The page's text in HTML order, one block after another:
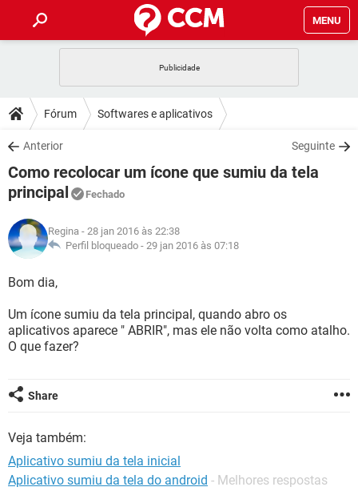
MENU
CELULAR FACEBOOK
OUTLOOK
INSTAGRAM GMAIL
GUIA DE COMPRAS
DICAS
JOGOS WHATSAPP
OUTLOOK
GUIA DE COMPRAS
DOWNLOADS
JOGOS WHATSAPP
CELULAR
OUTLOOK
INSTAGRAM
GUIA DE COMPRAS
FÓRUM
CELULAR FACEBOOK
GUIA DE COMPRAS
GLOSSÁRIO
JOGOS
CELULAR
OUTLOOK EXCEL
INSTAGRAM GMAIL
Fórum Softwares e aplicativos
Anterior Seguinte
Como recolocar um ícone que sumiu da tela
principal
Fechado
Regina - 28 jan 2016 às 22:38
Perfil bloqueado - 29 jan 2016 às 07:18
Bom dia,
Um ícone sumiu da tela principal, quando abro os
aplicativos aparece " ABRIR", mas ele não volta como atalho.
O que fazer?
Share
Veja também:
Aplicativo sumiu da tela inicial
Aplicativo sumiu da tela do android - Melhores respostas